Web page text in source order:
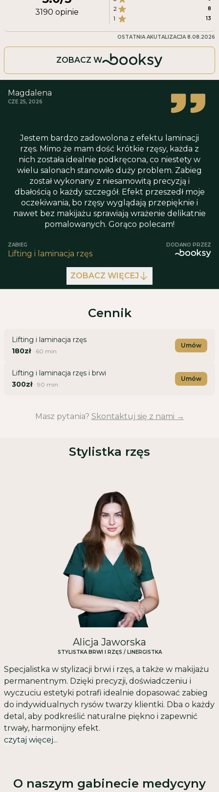
3190 opinie 2 8
1 13
OSTATNIA AKUTALIZACJA8.08.2026
ZOBACZ W
Magdalena
CZE 25, 2026
Jestem bardzo zadowolona z efektu laminacji
rzęs. Mimo że mam dość krótkie rzęsy, każda z
nich została idealnie podkręcona, co niestety w
wielu salonach stanowiło duży problem. Zabieg
został wykonany z niesamowitą precyzją i
dbałością o każdy szczegół. Efekt przeszedł moje
oczekiwania, bo rzęsy wyglądają przepięknie i
nawet bez makijażu sprawiają wrażenie delikatnie
pomalowanych. Gorąco polecam!
ZABIEG
Lifting i laminacja rzęs
DODANO PRZEZ
ZOBACZ WIĘCEJ
Cennik
Lifting i laminacja rzęs
180zł · 60 min
Umów
Lifting i laminacja rzęs i brwi
300zł · 90 min
Umów
Masz pytania? Skontaktuj się z nami →
Stylistka rzęs
Alicja Jaworska
STYLISTKA BRWI I RZĘS / LINERGISTKA
Specjalistka w stylizacji brwi i rzęs, a także w makijażu
permanentnym. Dzięki precyzji, doświadczeniu i
wyczuciu estetyki potrafi idealnie dopasować zabieg
do indywidualnych rysów twarzy klientki. Dba o każdy
detal, aby podkreślić naturalne piękno i zapewnić
trwały, harmonijny efekt.
czytaj więcej...
O naszym gabinecie medycyny